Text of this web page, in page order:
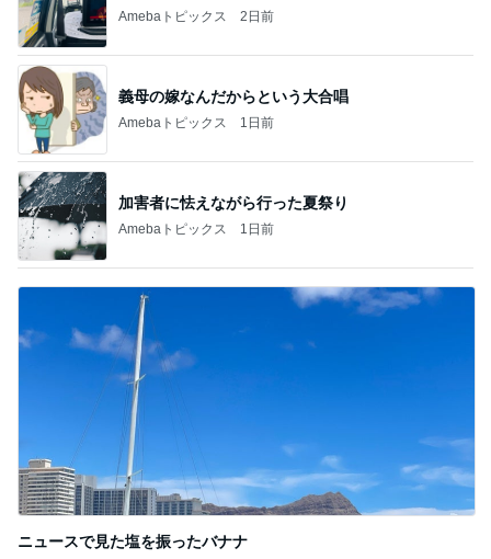
Amebaトピックス 2日前
義母の嫁なんだからという大合唱
Amebaトピックス 1日前
加害者に怯えながら行った夏祭り
Amebaトピックス 1日前
ニュースで見た塩を振ったバナナ